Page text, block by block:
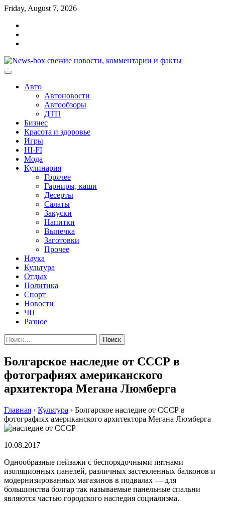
Перейти
содержимому
Friday, August 7, 2026
Авто
Автоновости
Автообзоры
ДТП
Бизнес
Красота и здоровье
Игры
HI-FI
Мода
Кулинария
Горячее
Гарниры, каши
Десерты
Салаты
Закуски
Напитки
Выпечка
Заготовки
Прочее
Наука
Культура
Отдых
Политика
Спорт
Новости
ЧП
Разное
Найти:
Болгарское наследие от СССР в
фотографиях американского
архитектора Мегана Люмберга
Главная › Культура › Болгарское наследие от СССР в
фотографиях американского архитектора Мегана Люмберга
10.08.2017
Однообразные пейзажи с беспорядочными пятнами
изоляционных панелей, различных застекленных балконов и
модернизированных магазинов в подвалах — для
большинства болгар так называемые панельные спальни
являются частью городского наследия социализма.